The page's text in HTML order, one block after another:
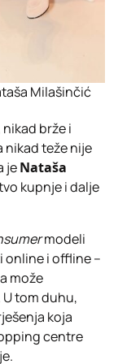
Milašinčić
brže i
nikad teže nije
jeNataša
kupnje i dalje
modeli
i offline –
može
tom duhu,
koja
centre